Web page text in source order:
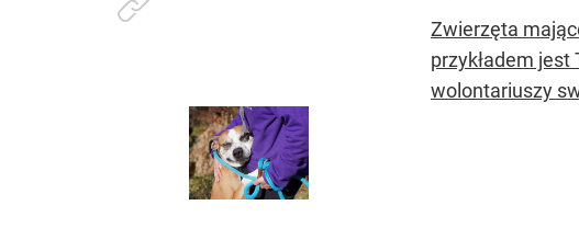
Zwierzęta
przykładem jest
wolontariuszy